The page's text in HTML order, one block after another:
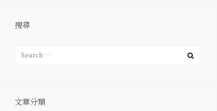
搜尋
文章分類